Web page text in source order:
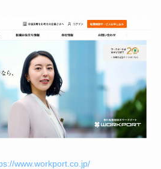
www.workport.co.jp/